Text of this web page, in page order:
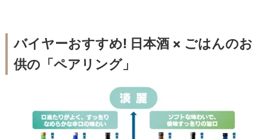
バイヤーおすすめ! 日本酒 × ごはんのお
供の「ペアリング」